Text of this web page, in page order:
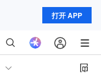
打开 APP